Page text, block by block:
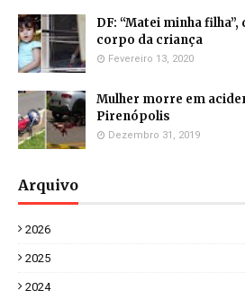
DF: “Matei minha
corpo da criança
Fevereiro 13, 2020
Mulher morre em
Pirenópolis
Dezembro 31, 2019
Arquivo
2026
2025
2024